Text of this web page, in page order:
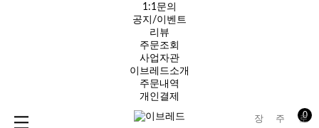
1:1문의
공지/이벤트
리뷰
주문조회
사업자관
이브레드소개
주문내역
개인결제
0
장
주
로